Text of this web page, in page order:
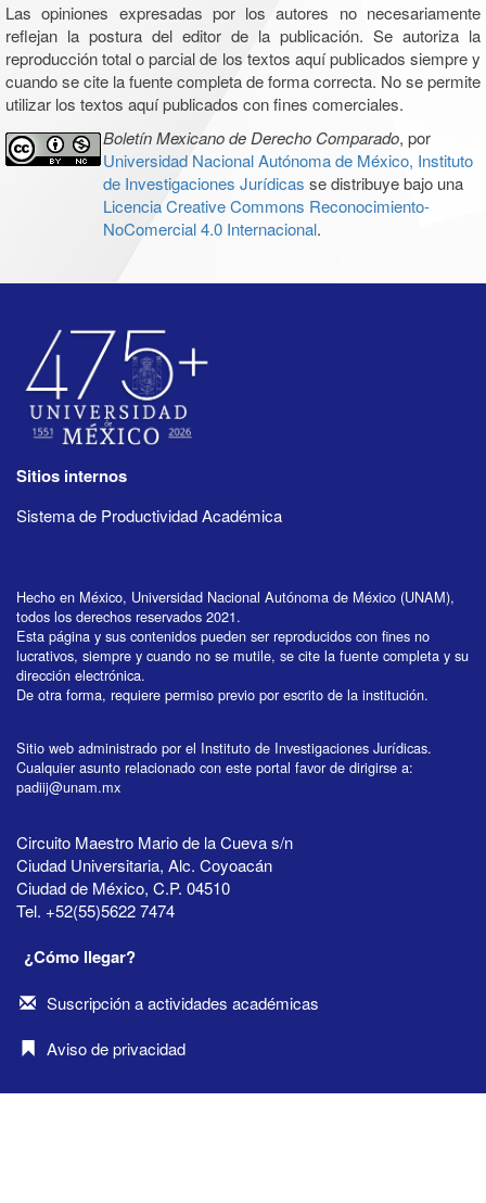
Las opiniones expresadas por los autores no necesariamente
reflejan la postura del editor de la publicación. Se autoriza la
reproducción total o parcial de los textos aquí publicados siempre y
cuando se cite la fuente completa de forma correcta. No se permite
utilizar los textos aquí publicados con fines comerciales.
Boletín Mexicano de Derecho Comparado, por
Universidad Nacional Autónoma de México, Instituto
de Investigaciones Jurídicas se distribuye bajo una
Licencia Creative Commons Reconocimiento-
NoComercial 4.0 Internacional.
Sitios internos
Sistema de Productividad Académica
Hecho en México, Universidad Nacional Autónoma de México (UNAM),
todos los derechos reservados 2021.
Esta página y sus contenidos pueden ser reproducidos con fines no
lucrativos, siempre y cuando no se mutile, se cite la fuente completa y su
dirección electrónica.
De otra forma, requiere permiso previo por escrito de la institución.
Sitio web administrado por el Instituto de Investigaciones Jurídicas.
Cualquier asunto relacionado con este portal favor de dirigirse a:
padiij@unam.mx
Circuito Maestro Mario de la Cueva s/n
Ciudad Universitaria, Alc. Coyoacán
Ciudad de México, C.P. 04510
Tel. +52(55)5622 7474
¿Cómo llegar?
Suscripción a actividades académicas
Aviso de privacidad